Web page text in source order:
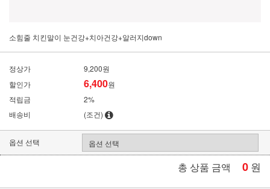
소힘줄 치킨말이 눈건강+치아건강+알러지down
정상가
9,200원
할인가
6,400원
적립금
2%
배송비
(조건)
옵션 선택
총 상품 금액 0 원